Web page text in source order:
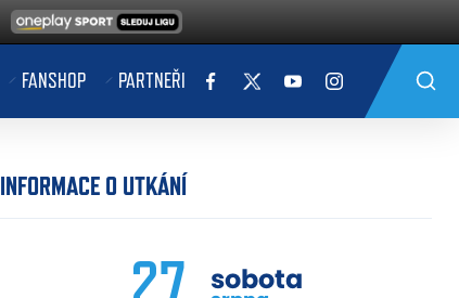
FANSHOP PARTNEŘI
INFORMACE O UTKÁNÍ
sobota